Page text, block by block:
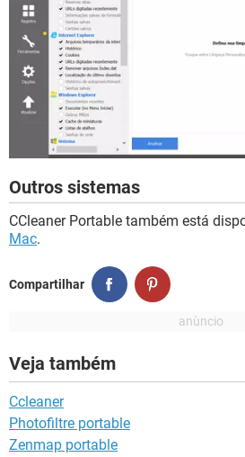
Outros sistemas
CCleaner Portable também está
Mac.
Compartilhar
Veja também
Ccleaner
Photofiltre portable
Zenmap portable